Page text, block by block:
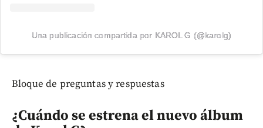
Una publicación compartida por KAROL G (@karolg)
Bloque de preguntas y respuestas
¿Cuándo se estrena el nuevo álbum